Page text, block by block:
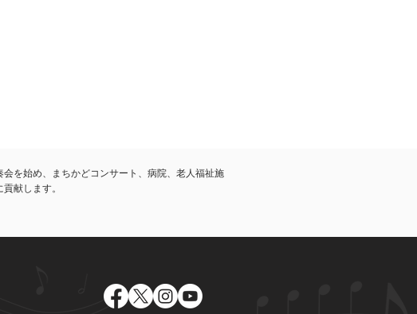
を始め、まちかどコンサート、病院、老人福祉施
献します。